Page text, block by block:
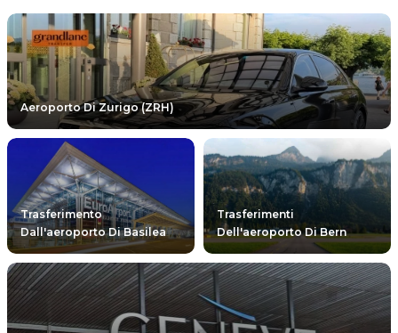
Aeroporto Di Zurigo (ZRH)
Trasferimento
Dall'aeroporto Di Basilea
Trasferimenti
Dell'aeroporto Di Bern